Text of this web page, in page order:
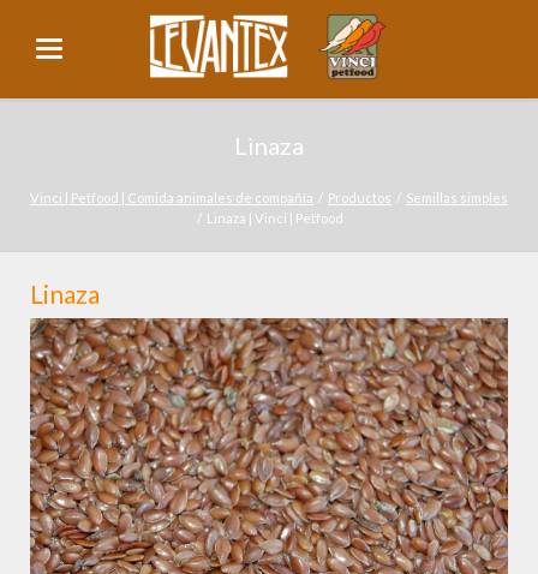
Linaza
Vinci | Petfood | Comida animales de compañía Productos
Semillas simples
Linaza | Vinci | Petfood
Linaza